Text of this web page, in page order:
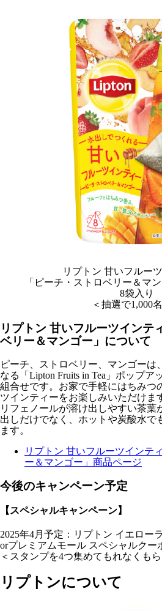
リプトン 甘いフルー
「ピーチ・ストロベリー＆マ
8袋入り
＜抽選で1,000
リプトン 甘いフルーツインテ
ベリー＆マンゴー」について
ピーチ、ストロベリー、マンゴーは
なる「Lipton Fruits in Tea」ポップ
組合せです。お家で手軽にはちみつ
ツインティーをお楽しみいただけま
リフェノールが溶け出しやすい茶葉
出しだけでなく、ホットや炭酸水で
ます。
リプトン 甘いフルーツインテ
ー＆マンゴー」商品ページ
今後のキャンペーン予定
【スペシャルキャンペーン】
2025年4月予定 ：リプトン イエロー
orプレミアムモール スペシャルクー
＜スタンプを4つ集めてもれなくもら
リプトンについて